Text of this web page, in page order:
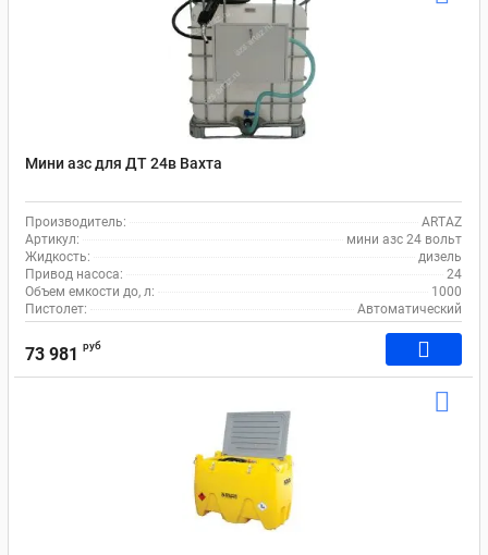
Мини азс для ДТ 24в Вахта
Производитель:
ARTAZ
Артикул:
мини азс 24 вольт
Жидкость:
дизель
Привод насоса:
24
Объем емкости до, л:
1000
Пистолет:
Автоматический
73 981 руб